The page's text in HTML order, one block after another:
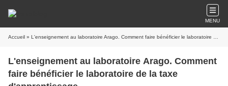
MENU
Accueil » L'enseignement au laboratoire Arago. Comment faire bénéficier le laboratoire de la taxe d'apprentissage.
L'enseignement au laboratoire Arago. Comment
faire bénéficier le laboratoire de la taxe